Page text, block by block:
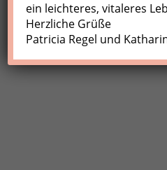
ein leichteres, vitaleres
Herzliche Grüße
Patricia Regel und